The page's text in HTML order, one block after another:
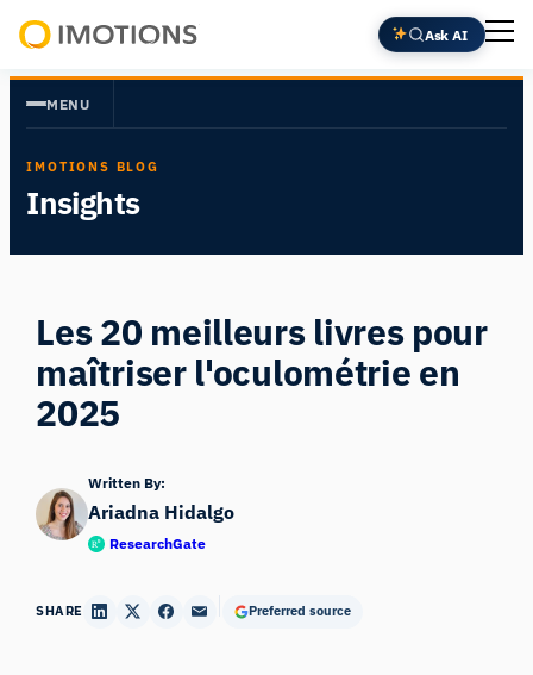
Aller
au
contenu
Insight
Ask AI
MENU
IMOTIONS BLOG
Insights
Les 20 meilleurs livres pour
maîtriser l'oculométrie en
2025
Written By:
Ariadna Hidalgo
ResearchGate
SHARE Preferred source